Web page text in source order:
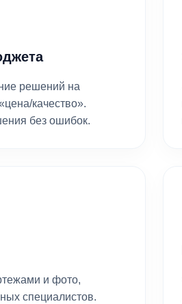
решений на
качество».
без ошибок.
и фото,
специалистов.